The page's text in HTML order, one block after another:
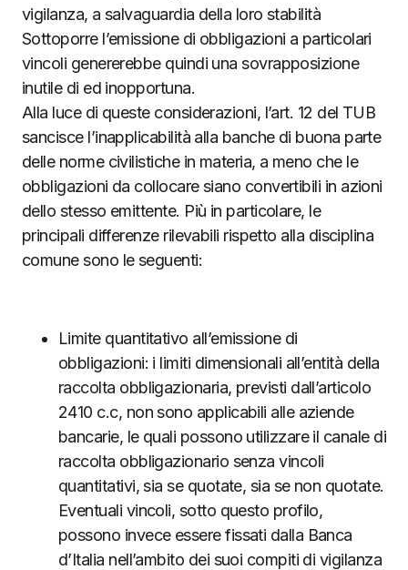
vigilanza, a salvaguardia della loro stabilità
Sottoporre l’emissione di obbligazioni a particolari
vincoli genererebbe quindi una sovrapposizione
inutile di ed inopportuna.
Alla luce di queste considerazioni, l’art. 12 del TUB
sancisce l’inapplicabilità alla banche di buona parte
delle norme civilistiche in materia, a meno che le
obbligazioni da collocare siano convertibili in azioni
dello stesso emittente. Più in particolare, le
principali differenze rilevabili rispetto alla disciplina
comune sono le seguenti:
Limite quantitativo all’emissione di
obbligazioni: i limiti dimensionali all’entità della
raccolta obbligazionaria, previsti dall’articolo
2410 c.c, non sono applicabili alle aziende
bancarie, le quali possono utilizzare il canale di
raccolta obbligazionario senza vincoli
quantitativi, sia se quotate, sia se non quotate.
Eventuali vincoli, sotto questo profilo,
possono invece essere fissati dalla Banca
d’Italia nell’ambito dei suoi compiti di vigilanza